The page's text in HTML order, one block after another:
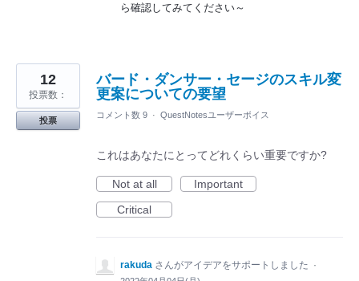
ら確認してみてください～
バード・ダンサー・セージのスキル変
更案についての要望
12
投票数：
投票
コメント数 9 · QuestNotesユーザーボイス
これはあなたにとってどれくらい重要ですか?
Not at all
Important
Critical
rakuda さんがアイデアをサポートしました ·